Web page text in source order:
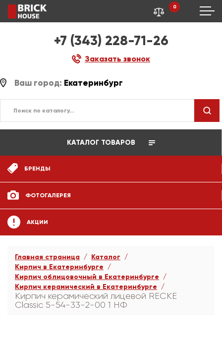
+7 (343) 228-71-26
Заказать звонок
0
Ваш город: Екатеринбург
КАТАЛОГ ТОВАРОВ
БРЕНДЫ
ФОТОГАЛЕРЕЯ
АКЦИИ
Главная страница
Каталог
Кирпич в Екатеринбурге
Кирпич облицовочный в Екатеринбурге
Кирпич керамический в Екатеринбурге
Кирпич керамический лицевой RECKE
Сlassic 5-54-33-2-00 1 НФ